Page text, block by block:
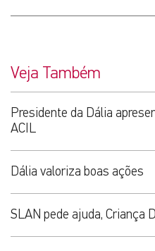
Veja Também
Presidente da Dália
ACIL
Dália valoriza boas ações
SLAN pede ajuda, Criança